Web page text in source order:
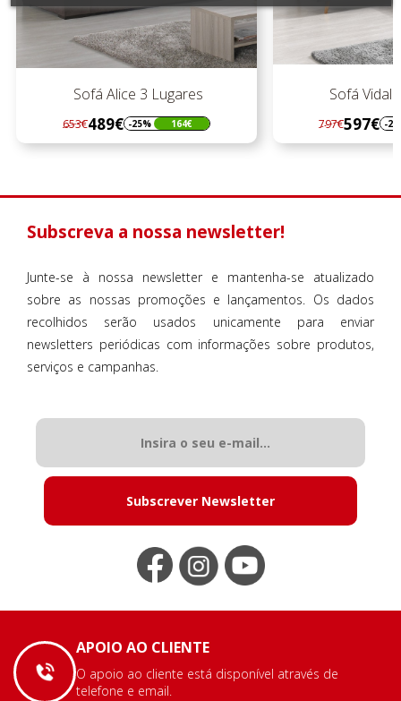
Sofá Alice 3 Lugares
Regular
preço
653€489€
Preço -25% 164€
Sofá Vidal
Regular
preço
797€597€
Preço -
Subscreva a nossa newsletter!
Junte-se à nossa newsletter e mantenha-se atualizado
sobre as nossas promoções e lançamentos. Os dados
recolhidos serão usados unicamente para enviar
newsletters periódicas com informações sobre produtos,
serviços e campanhas.
Subscrever Newsletter
APOIO AO CLIENTE
O apoio ao cliente está disponível através de
telefone e email.